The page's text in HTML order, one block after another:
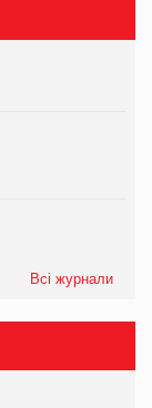
Всі журнали